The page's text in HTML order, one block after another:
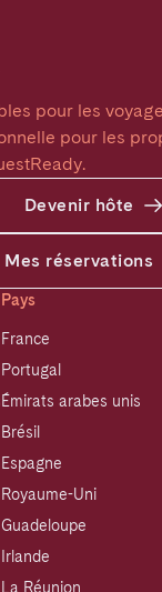
pour les
pour les
Devenir hôte
Mes réservations
Pays
France
Portugal
Émirats arabes unis
Brésil
Espagne
Royaume-Uni
Guadeloupe
Irlande
La Réunion